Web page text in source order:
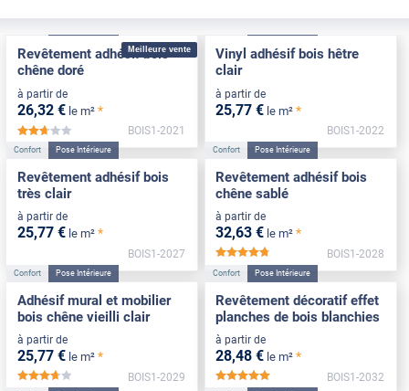
Meilleure vente
Revêtement adhésif bois
chêne doré
à partir de
26,32 € le m² *
*****
BOIS1-2021
Vinyl adhésif bois hêtre
clair
à partir de
25,77 € le m² *
BOIS1-2022
Confort Pose Intérieure
Revêtement adhésif bois
très clair
à partir de
25,77 € le m² *
BOIS1-2027
Confort Pose Intérieure
Revêtement adhésif bois
chêne sablé
à partir de
32,63 € le m² *
*****
BOIS1-2028
Confort Pose Intérieure
Adhésif mural et mobilier
bois chêne vieilli clair
à partir de
25,77 € le m² *
*****
BOIS1-2029
Confort Pose Intérieure
Revêtement décoratif effet
planches de bois blanchies
à partir de
28,48 € le m² *
BOIS1-2032